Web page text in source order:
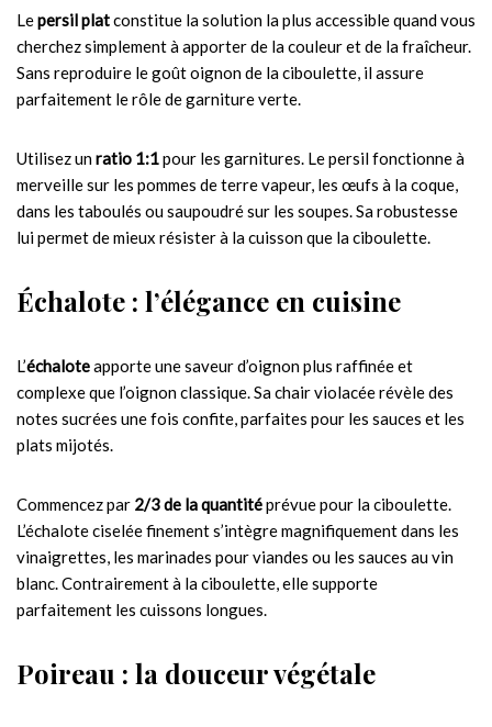
Lepersil platconstitue la solution la plus accessible quand vous
cherchez simplement à apporter de la couleur et de la fraîcheur.
Sans reproduire le goût oignon de la ciboulette, il assure
parfaitement le rôle de garniture verte.
Utilisez unratio 1:1pour les garnitures. Le persil fonctionne à
merveille sur les pommes de terre vapeur, les œufs à la coque,
dans les taboulés ou saupoudré sur les soupes. Sa robustesse
lui permet de mieux résister à la cuisson que la ciboulette.
Échalote : l’élégance en cuisine
L’échaloteapporte une saveur d’oignon plus raffinée et
complexe que l’oignon classique. Sa chair violacée révèle des
notes sucrées une fois confite, parfaites pour les sauces et les
plats mijotés.
Commencez par 2/3 de la quantitéprévue pour la ciboulette.
L’échalote ciselée finement s’intègre magnifiquement dans les
vinaigrettes, les marinades pour viandes ou les sauces au vin
blanc. Contrairement à la ciboulette, elle supporte
parfaitement les cuissons longues.
Poireau : la douceur végétale